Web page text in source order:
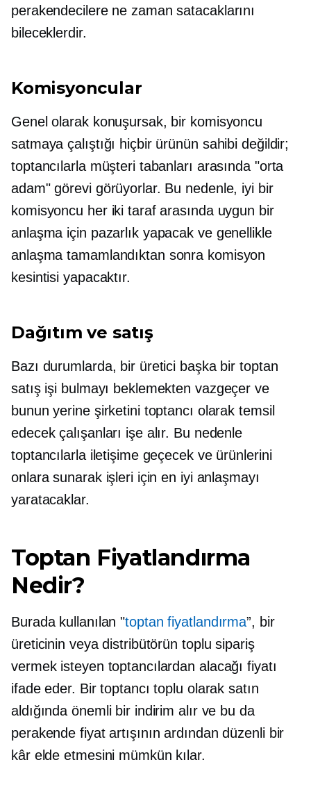
perakendecilere ne zaman satacaklarını
bileceklerdir.
Komisyoncular
Genel olarak konuşursak, bir komisyoncu
satmaya çalıştığı hiçbir ürünün sahibi değildir;
toptancılarla müşteri tabanları arasında "orta
adam" görevi görüyorlar. Bu nedenle, iyi bir
komisyoncu her iki taraf arasında uygun bir
anlaşma için pazarlık yapacak ve genellikle
anlaşma tamamlandıktan sonra komisyon
kesintisi yapacaktır.
Dağıtım ve satış
Bazı durumlarda, bir üretici başka bir toptan
satış işi bulmayı beklemekten vazgeçer ve
bunun yerine şirketini toptancı olarak temsil
edecek çalışanları işe alır. Bu nedenle
toptancılarla iletişime geçecek ve ürünlerini
onlara sunarak işleri için en iyi anlaşmayı
yaratacaklar.
Toptan Fiyatlandırma
Nedir?
Burada kullanılan "toptan fiyatlandırma”, bir
üreticinin veya distribütörün toplu sipariş
vermek isteyen toptancılardan alacağı fiyatı
ifade eder. Bir toptancı toplu olarak satın
aldığında önemli bir indirim alır ve bu da
perakende fiyat artışının ardından düzenli bir
kâr elde etmesini mümkün kılar.